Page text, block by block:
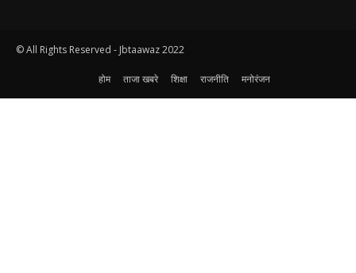
© All Rights Reserved - Jbtaawaz 2022
होम ताजा खबरे शिक्षा राजनीति मनोरंजन